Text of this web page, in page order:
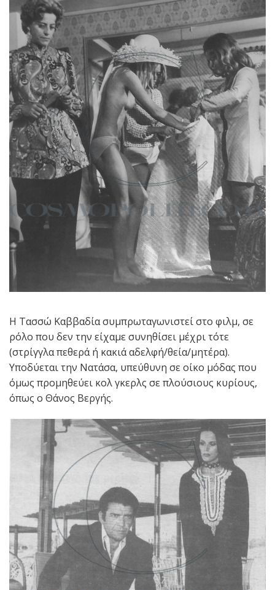
Η Τασσώ Καββαδία συμπρωταγωνιστεί στο φιλμ, σε
ρόλο που δεν την είχαμε συνηθίσει μέχρι τότε
(στρίγγλα πεθερά ή κακιά αδελφή/θεία/μητέρα).
Υποδύεται την Νατάσα, υπεύθυνη σε οίκο μόδας που
όμως προμηθεύει κολ γκερλς σε πλούσιους κυρίους,
όπως ο Θάνος Βεργής.